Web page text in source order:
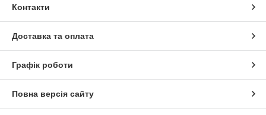
Контакти
Доставка та оплата
Графік роботи
Повна версія сайту